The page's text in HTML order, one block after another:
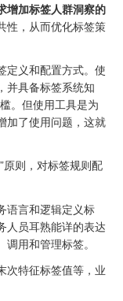
增加标签人群洞察的
性，从而优化标签策
定义和配置方式。使
并具备标签系统知
。但使用工具是为
加了使用问题，这就
原则，对标签规则配
语言和逻辑定义标
人员耳熟能详的表达
用和管理标签。
次特征标签值等，业